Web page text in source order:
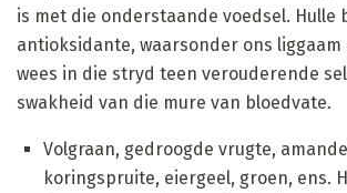
is met die onderstaande voedsel. Hulle
antioksidante, waarsonder ons liggaam
wees in die stryd teen verouderende
swakheid van die mure van bloedvate.
Volgraan, gedroogde vrugte,
koringspruite, eiergeel, groen, ens.